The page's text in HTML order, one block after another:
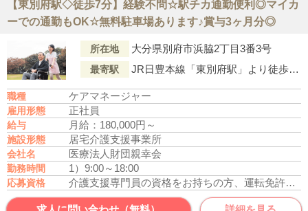
【東別府駅◇徒歩7分】経験不問☆駅チカ通勤便利◎マイカ
ーでの通勤もOK☆無料駐車場あります♪賞与3ヶ月分◎
所在地 大分県別府市浜脇2丁目3番3号
最寄駅 JR日豊本線「東別府駅」より徒歩4分
職種 ケアマネージャー
雇用形態 正社員
給与 月給：180,000円～
施設形態 居宅介護支援事業所
会社名 医療法人財団親幸会
勤務時間 1）9:00～18:00
応募資格 介護支援専門員の資格をお持ちの方、運転免許あれば尚可